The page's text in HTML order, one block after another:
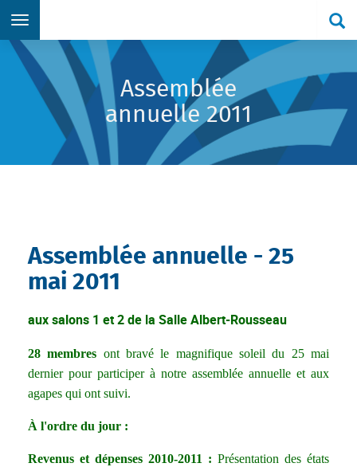
Aller directement au menu principal
Aller directement au contenu principal
Aller directement au formulaire de recherche
Aller directement au pied de page
Assemblée
annuelle 2011
Assemblée annuelle - 25
mai 2011
aux salons 1 et 2 de la Salle Albert-Rousseau
28 membres ont bravé le magnifique soleil du 25 mai
dernier pour participer à notre assemblée annuelle et aux
agapes qui ont suivi.
À l'ordre du jour :
Revenus et dépenses 2010-2011 : Présentation des états